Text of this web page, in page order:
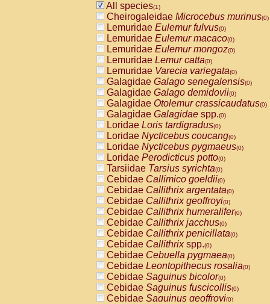
All species(1)
Cheirogaleidae Microcebus murinus(0)
Lemuridae Eulemur fulvus(0)
Lemuridae Eulemur macaco(0)
Lemuridae Eulemur mongoz(0)
Lemuridae Lemur catta(0)
Lemuridae Varecia variegata(0)
Galagidae Galago senegalensis(0)
Galagidae Galago demidovii(0)
Galagidae Otolemur crassicaudatus(0)
Galagidae Galagidae spp.(0)
Loridae Loris tardigradus(0)
Loridae Nycticebus coucang(0)
Loridae Nycticebus pygmaeus(0)
Loridae Perodicticus potto(0)
Tarsiidae Tarsius syrichta(0)
Cebidae Callimico goeldii(0)
Cebidae Callithrix argentata(0)
Cebidae Callithrix geoffroyi(0)
Cebidae Callithrix humeralifer(0)
Cebidae Callithrix jacchus(0)
Cebidae Callithrix penicillata(0)
Cebidae Callithrixspp.(0)
Cebidae Cebuella pygmaea(0)
Cebidae Leontopithecus rosalia(0)
Cebidae Saguinus bicolor(0)
Cebidae Saguinus fuscicollis(0)
Cebidae Saguinus geoffroyi(0)